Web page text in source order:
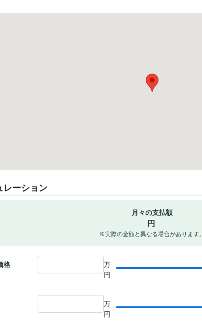
レーション
月々の支払額
円
※実際の金額と異なる場合があります。
格
万
円
万
円